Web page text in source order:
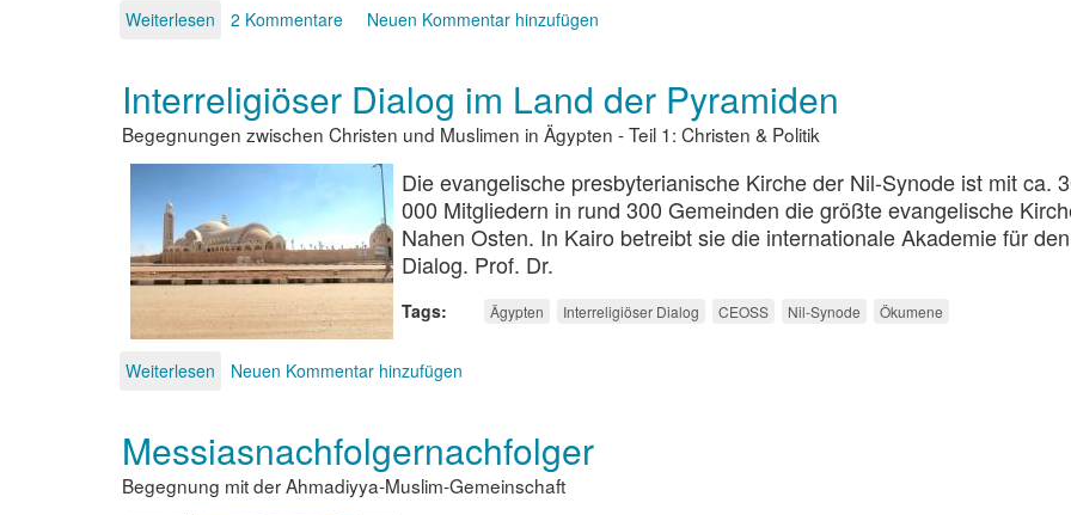
Weiterlesen über
wahnhafte
Eliten
2 Kommentare Neuen Kommentar hinzufügen
Interreligiöser Dialog im Land der Pyramiden
Begegnungen zwischen Christen und Muslimen in Ägypten - Teil 1: Christen & Politik
Die evangelische presbyterianische Kirche der Nil-Synode ist mit ca.
000 Mitgliedern in rund 300 Gemeinden die größte evangelische
Nahen Osten. In Kairo betreibt sie die internationale Akademie für den
Dialog. Prof. Dr.
Tags Ägypten Interreligiöser Dialog CEOSS Nil-Synode Ökumene
Weiterlesen über
Land
der
Neuen Kommentar hinzufügen
Messiasnachfolgernachfolger
Begegnung mit der Ahmadiyya-Muslim-Gemeinschaft